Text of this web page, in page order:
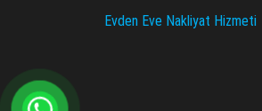
Evden Eve Nakliyat Hizmeti